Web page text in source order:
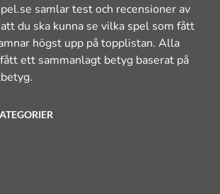
samlar test och recensioner av
du ska kunna se vilka spel som fått
högst upp på topplistan. Alla
ett sammanlagt betyg baserat på